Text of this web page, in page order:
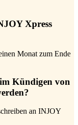
Xpress
Monat zum Ende
Kündigen von
an INJOY